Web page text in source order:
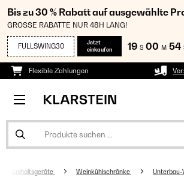
Bis zu 30 % Rabatt auf ausgewählte
GROSSE RABATTE NUR 48H LANG!
FULLSWING30
Jetzt
einkaufen
19 S 00 M 54
Flexible Zahlungen
Haushaltsgeräte Weinkühlschränke Unterbau-